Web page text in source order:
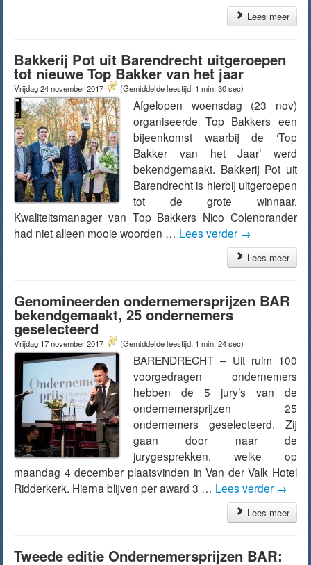
Lees meer
Bakkerij Pot uit Barendrecht uitgeroepen
tot nieuwe Top Bakker van het jaar
Vrijdag 24 november 2017 (Gemiddelde leestijd: 1 min, 30 sec)
Afgelopen woensdag (23 nov)
organiseerde Top Bakkers een
bijeenkomst waarbij de ‘Top
Bakker van het Jaar’ werd
bekendgemaakt. Bakkerij Pot uit
Barendrecht is hierbij uitgeroepen
tot de grote winnaar.
Kwaliteitsmanager van Top Bakkers Nico Colenbrander
had niet alleen mooie woorden … Lees verder →
Lees meer
Genomineerden ondernemersprijzen BAR
bekendgemaakt, 25 ondernemers
geselecteerd
Vrijdag 17 november 2017 (Gemiddelde leestijd: 1 min, 24 sec)
BARENDRECHT – Uit ruim 100
voorgedragen ondernemers
hebben de 5 jury’s van de
ondernemersprijzen 25
ondernemers geselecteerd. Zij
gaan door naar de
jurygesprekken, welke op
maandag 4 december plaatsvinden in Van der Valk Hotel
Ridderkerk. Hierna blijven per award 3 … Lees verder →
Lees meer
Tweede editie Ondernemersprijzen BAR: